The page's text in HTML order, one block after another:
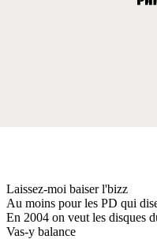
Laissez-moi baiser l'bizz
Au moins pour les PD qui
En 2004 on veut les disques
Vas-y balance